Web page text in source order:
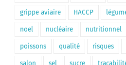
grippe aviaire HACCP
noel nucléaire nutritionnel
poissons qualité risques
salon sel sucre